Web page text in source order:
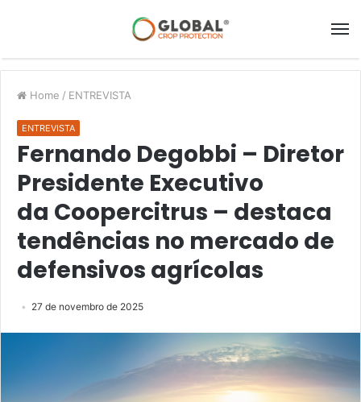
Home / ENTREVISTA
ENTREVISTA
Fernando Degobbi – Diretor
Presidente Executivo
da Coopercitrus – destaca
tendências no mercado de
defensivos agrícolas
27 de novembro de 2025